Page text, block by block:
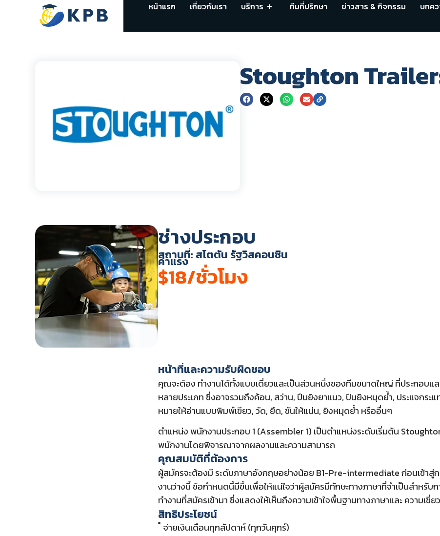
หน้าแรก เกี่ยวกับเรา บริการ ทีมที่ปรึกษา ข่าวสาร & กิจกรรม บทค
Stoughton
ช่างประกอบ
สถานที่: สโตตัน รัฐวิสคอนซิน
ค่าแรง
$18/ชั่วโมง
หน้าที่และความรับผิดชอบ
คุณจะต้อง ทำงานได้ทั้งแบบเดี่ยวและเป็นส่วนหนึ่งของทีมขนาดใหญ่ ที่ประกอบแ
หลายประเภท ซึ่งอาจรวมถึงค้อน, สว่าน, ปืนยิงยาแนว, ปืนยิงหมุดย้ำ, ประแจกระ
หมายให้อ่านแบบพิมพ์เขียว, วัด, ยึด, ขันให้แน่น, ยิงหมุดย้ำ หรืออื่นๆ
ตำแหน่ง พนักงานประกอบ 1 (Assembler 1) เป็นตำแหน่งระดับเริ่มต้น
พนักงานโดยพิจารณาจากผลงานและความสามารถ
คุณสมบัติที่ต้องการ
ผู้สมัครจะต้องมี ระดับภาษาอังกฤษอย่างน้อย B1-Pre-intermediate ก่อนเข้าสู่ก
งานว่างนี้ ข้อกำหนดนี้มีขึ้นเพื่อให้แน่ใจว่าผู้สมัครมีทักษะทางภาษาที่จำเป็นสำหรับ
ทำงานที่สมัครเข้ามา ซึ่งแสดงให้เห็นถึงความเข้าใจพื้นฐานทางภาษาและ ความเ
สิทธิประโยชน์
จ่ายเงินเดือนทุกสัปดาห์ (ทุกวันศุกร์)